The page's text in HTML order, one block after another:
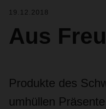
19.12.2018
Aus
Produkte des
umhüllen